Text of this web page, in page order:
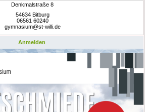
Denkmalstraße 8
54634 Bitburg
06561 60240
gymnasium@st-willi.de
Anmelden